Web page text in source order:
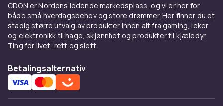
CDON er Nordens ledende markedsplass, og vi er her for
både små hverdagsbehov og store drømmer. Her finner du et
stadig større utvalg av produkter innen alt fra gaming, leker
og elektronikk til hage, skjønnhet og produkter til kjæledyr.
Ting for livet, rett og slett.
Betalingsalternativ